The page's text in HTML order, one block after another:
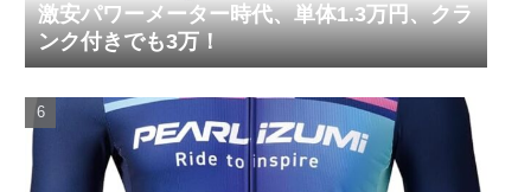
激安パワーメーター時代、単体1.3万円、クラ
ンク付きでも3万！